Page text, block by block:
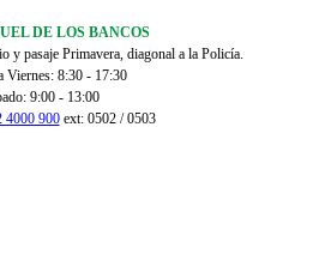
DE LOS BANCOS
y pasaje Primavera, diagonal a la Policía.
Viernes: 8:30 - 17:30
9:00 - 13:00
4000 900ext: 0502 / 0503